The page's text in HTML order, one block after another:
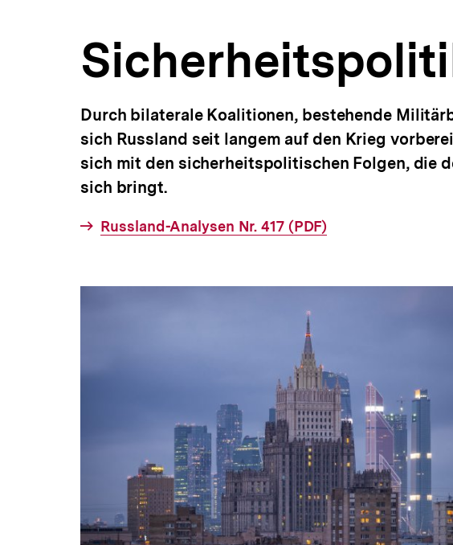
o
n
Durch bilaterale Koalitionen, bestehende
sich Russland seit langem auf den Krieg
sich mit den sicherheitspolitischen Folgen, die
sich bringt.
Interner
Russland-Analysen Nr. 417 (PDF)